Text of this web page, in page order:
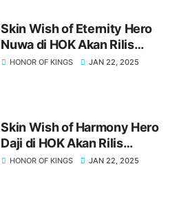
Skin Wish of Eternity Hero
Nuwa di HOK Akan Rilis
Tanggal dan Detail Lengkap!
HONOR OF KINGS JAN 22, 2025
Skin Wish of Harmony Hero
Daji di HOK Akan Rilis
Tanggal dan Detail Lengkap!
HONOR OF KINGS JAN 22, 2025